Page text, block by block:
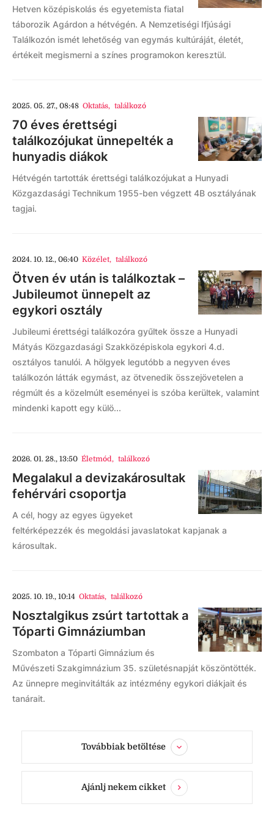
Hetven középiskolás és egyetemista fiatal
táborozik Agárdon a hétvégén. A Nemzetiségi Ifjúsági
Találkozón ismét lehetőség van egymás kultúráját, életét,
értékeit megismerni a színes programokon keresztül.
2025. 05. 27., 08:48 Oktatás, találkozó
70 éves érettségi
találkozójukat ünnepelték a
hunyadis diákok
Hétvégén tartották érettségi találkozójukat a Hunyadi
Közgazdasági Technikum 1955-ben végzett 4B osztályának
tagjai.
2024. 10. 12., 06:40 Közélet, találkozó
Ötven év után is találkoztak –
Jubileumot ünnepelt az
egykori osztály
Jubileumi érettségi találkozóra gyűltek össze a Hunyadi
Mátyás Közgazdasági Szakközépiskola egykori 4.d.
osztályos tanulói. A hölgyek legutóbb a negyven éves
találkozón látták egymást, az ötvenedik összejövetelen a
régmúlt és a közelmúlt eseményei is szóba kerültek, valamint
mindenki kapott egy külö...
2026. 01. 28., 13:50 Életmód, találkozó
Megalakul a devizakárosultak
fehérvári csoportja
A cél, hogy az egyes ügyeket
feltérképezzék és megoldási javaslatokat kapjanak a
károsultak.
2025. 10. 19., 10:14 Oktatás, találkozó
Nosztalgikus zsúrt tartottak a
Tóparti Gimnáziumban
Szombaton a Tóparti Gimnázium és
Művészeti Szakgimnázium 35. születésnapját köszöntötték.
Az ünnepre meginvitálták az intézmény egykori diákjait és
tanárait.
Továbbiak betöltése
Ajánlj nekem cikket